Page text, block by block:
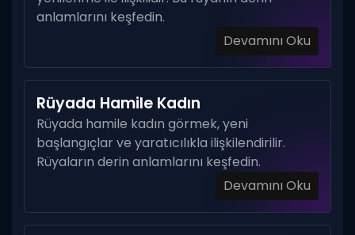
anlamlarını keşfedin.
Devamını Oku
Rüyada Hamile Kadın
Rüyada hamile kadın görmek, yeni
başlangıçlar ve yaratıcılıkla ilişkilendirilir.
Rüyaların derin anlamlarını keşfedin.
Devamını Oku